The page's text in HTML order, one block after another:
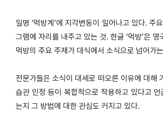
일명 ‘먹방계’에 지각변동이 일어나고 있다. 주
그램에 자리를 내주고 있는 것. 한글 ‘먹방’은
먹방의 주요 주제가 대식에서 소식으로 넘어가
전문가들은 소식이 대세로 떠오른 이유에 대해
습관 인정 등이 복합적으로 작용하고 있다고
는지 그 방법에 대한 관심도 커지고 있다.